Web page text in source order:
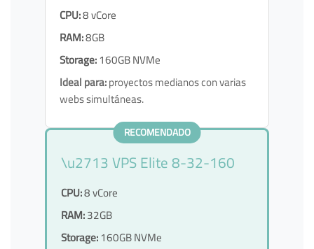
CPU:8 vCore
RAM:8GB
Storage:160GB NVMe
Ideal para:proyectos medianos con varias
webs simultáneas.
RECOMENDADO
\u2713 VPS Elite 8-32-160
CPU:8 vCore
RAM:32GB
Storage:160GB NVMe